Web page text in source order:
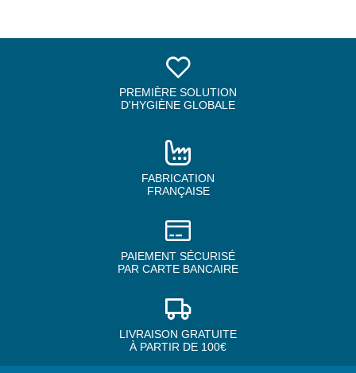
PREMIÈRE SOLUTION
D'HYGIÈNE GLOBALE
FABRICATION
FRANÇAISE
PAIEMENT SÉCURISÉ
PAR CARTE BANCAIRE
LIVRAISON GRATUITE
À PARTIR DE 100€